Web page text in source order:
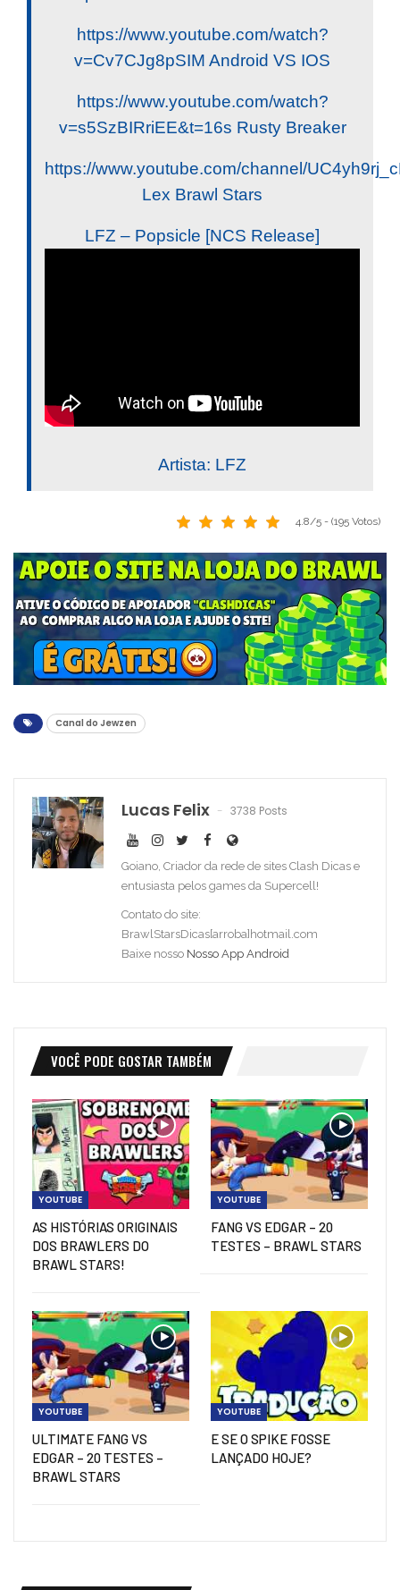
https://www.youtube.com/watch?
v=Cv7CJg8pSIM Android VS IOS
https://www.youtube.com/watch?
v=s5SzBIRriEE&t=16s Rusty Breaker
https://www.youtube.com/channel/
Lex Brawl Stars
LFZ – Popsicle [NCS Release]
Artista: LFZ
4.8/5 - (195 Votos)
Canal do Jewzen
Lucas Felix 3738 Posts
Goiano, Criador da rede de sites Clash Dicas e
entusiasta pelos games da Supercell!
Contato do site:
BrawlStarsDicas[arroba]hotmail.com
Baixe nosso Nosso App Android
VOCÊ PODE GOSTAR TAMBÉM
YOUTUBE
AS HISTÓRIAS ORIGINAIS
DOS BRAWLERS DO
BRAWL STARS!
YOUTUBE
FANG VS EDGAR – 20
TESTES – BRAWL STARS
YOUTUBE
ULTIMATE FANG VS
EDGAR – 20 TESTES –
BRAWL STARS
YOUTUBE
E SE O SPIKE FOSSE
LANÇADO HOJE?